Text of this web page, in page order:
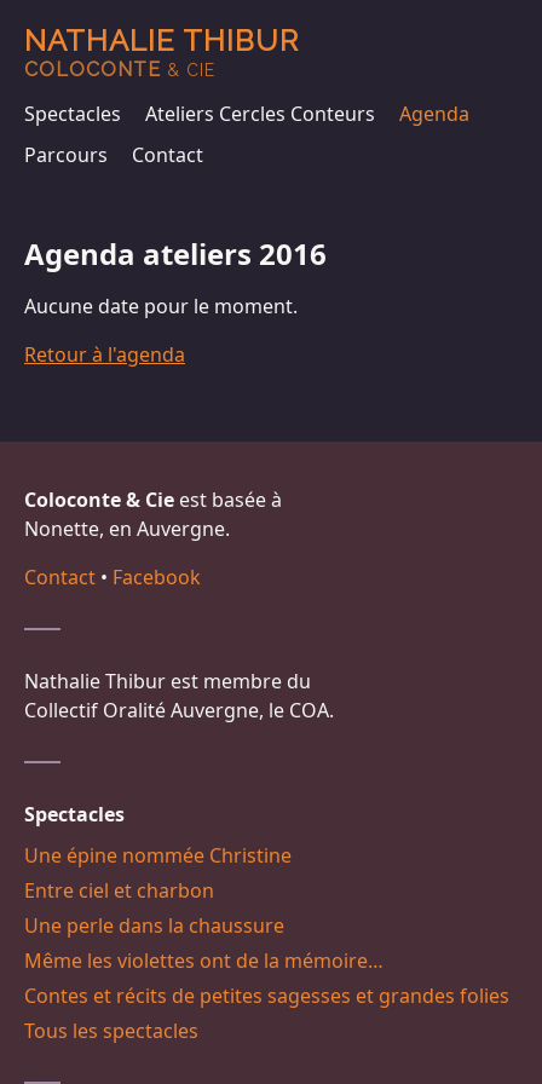
NATHALIE THIBUR
COLOCONTE & CIE
Spectacles Ateliers Cercles Conteurs
Agenda
Parcours
Contact
Agenda ateliers 2016
Aucune date pour le moment.
Retour à l'agenda
Coloconte & Cie est basée à
Nonette, en Auvergne.
Contact • Facebook
Nathalie Thibur est membre du
Collectif Oralité Auvergne, le COA.
Spectacles
Une épine nommée Christine
Entre ciel et charbon
Une perle dans la chaussure
Même les violettes ont de la mémoire…
Contes et récits de petites sagesses et grandes folies
Tous les spectacles